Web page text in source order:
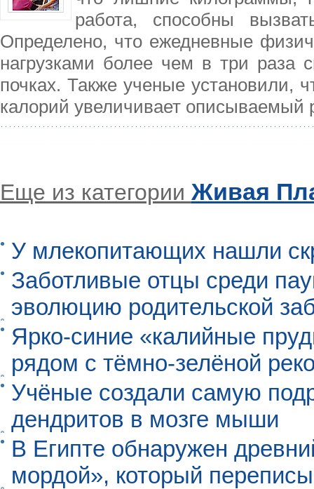
работа, способны
Определено, что ежедневные
нагрузками более чем в три раза
почках. Также ученые установили,
калорий увеличивает описываемый
Еще из категории Живая
У млекопитающих нашли
Заботливые отцы среди
эволюцию родительской
Ярко-синие «калийные
рядом с тёмно-зелёной
Учёные создали самую
дендритов в мозге мыши
В Египте обнаружен
мордой», который